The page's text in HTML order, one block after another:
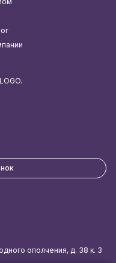
ополчения, д. 38 к. 3